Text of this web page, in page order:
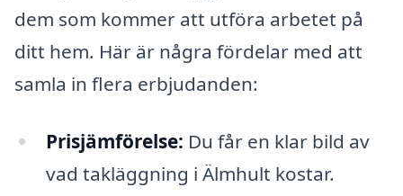
dem som kommer att utföra arbetet på
ditt hem. Här är några fördelar med att
samla in flera erbjudanden:
Prisjämförelse: Du får en klar bild av
vad takläggning i Älmhult kostar.